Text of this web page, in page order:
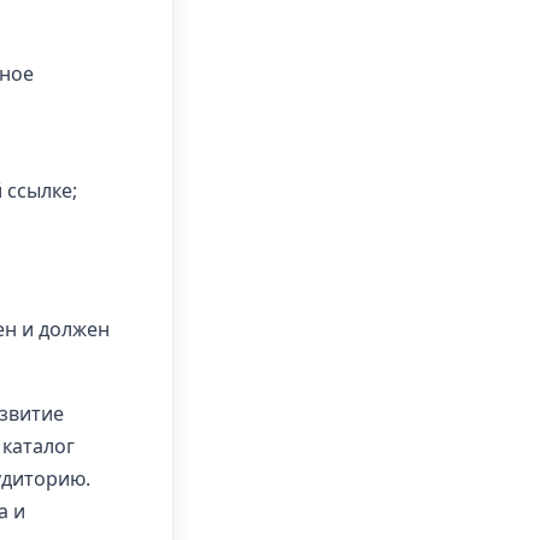
и должен
и